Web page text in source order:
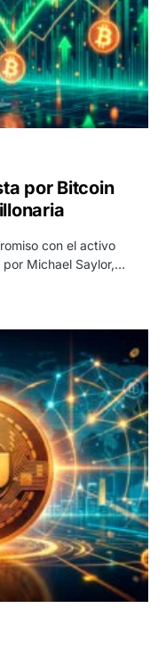
por Bitcoin
con el activo
Michael Saylor,…